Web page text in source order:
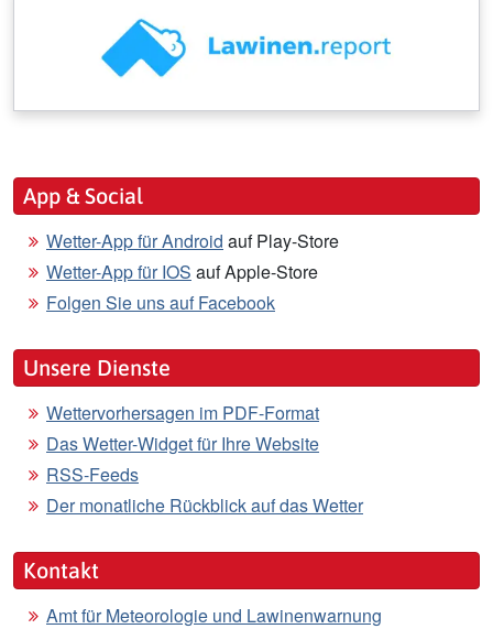
App & Social
Wetter-App für Android auf Play-Store
Wetter-App für IOS auf Apple-Store
Folgen Sie uns auf Facebook
Unsere Dienste
Wettervorhersagen im PDF-Format
Das Wetter-Widget für Ihre Website
RSS-Feeds
Der monatliche Rückblick auf das Wetter
Kontakt
Amt für Meteorologie und Lawinenwarnung